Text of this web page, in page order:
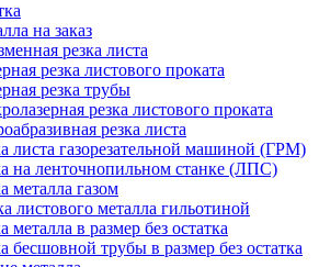
на заказ
резка листа
резка листового проката
резка трубы
резка листового проката
резка листа
листа газорезательной машиной (ГРМ)
на ленточнопильном станке (ЛПС)
металла газом
листового металла гильотиной
металла в размер без остатка
бесшовной трубы в размер без остатка